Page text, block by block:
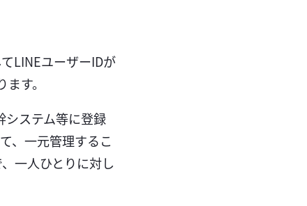
LINEユーザーIDが
す。
システム等に登録
、一元管理するこ
一人ひとりに対し